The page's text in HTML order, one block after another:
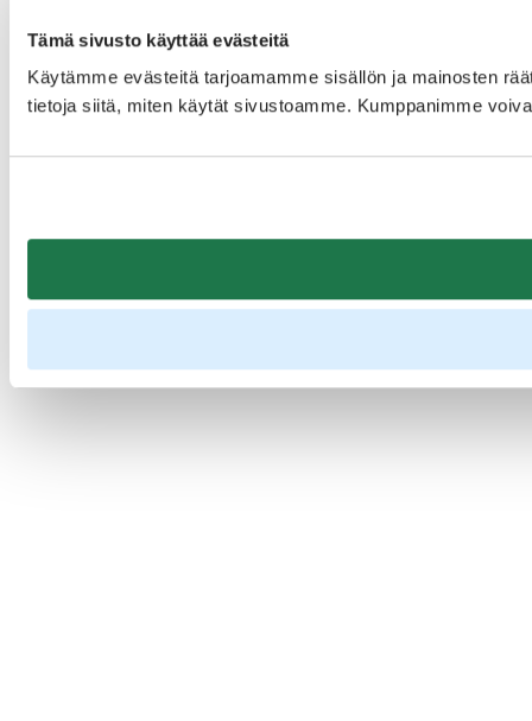
Tämä sivusto käyttää evästeitä
Käytämme evästeitä tarjoamamme sisällön ja mainosten
tietoja siitä, miten käytät sivustoamme. Kumppanimme